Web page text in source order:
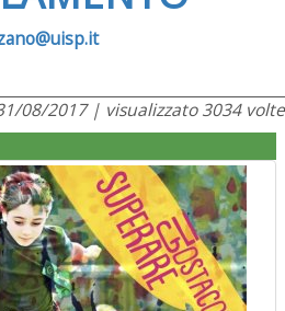
08/2017 | visualizzato 3034 volte